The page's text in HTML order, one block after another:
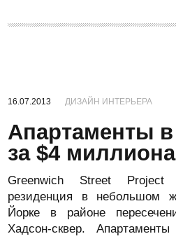
16.07.2013 ДИЗАЙН ИНТЕРЬЕРА
Апартаменты
за $4 миллиона
Greenwich Street
резиденция в небольшом
Йорке в районе
Хадсон-сквер.